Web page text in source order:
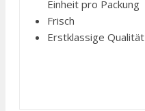
Einheit pro Packung
Frisch
Erstklassige Qualität